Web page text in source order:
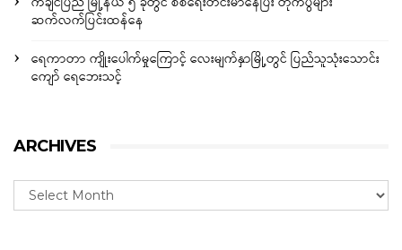
ဆက်လက်ပြင်းထန်နေ
ရေကာတာ ကျိုးပေါက်မှုကြောင့် လေးမျက်နှာမြို့တွင် ပြည်သူသုံးသောင်း
ကျော် ရေဘေးသင့်
ARCHIVES